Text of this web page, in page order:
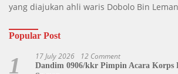
yang diajukan ahli waris Dobolo Bin
Popular Post
1 17 July 2026 12 Comment
Dandim 0906/kkr Pimpin Acara Korps